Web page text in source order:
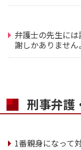
弁護士の先生に
謝しかありません。
刑事弁護
1番親身になって